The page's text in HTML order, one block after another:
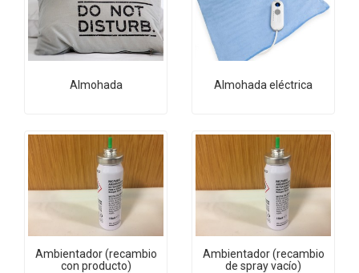
Almohada Almohada eléctrica
Ambientador (recambio
con producto)
Ambientador (recambio
de spray vacío)